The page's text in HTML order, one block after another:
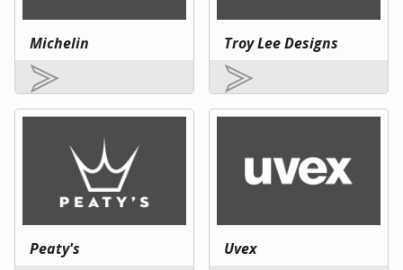
Michelin Troy Lee Designs
Peaty's Uvex